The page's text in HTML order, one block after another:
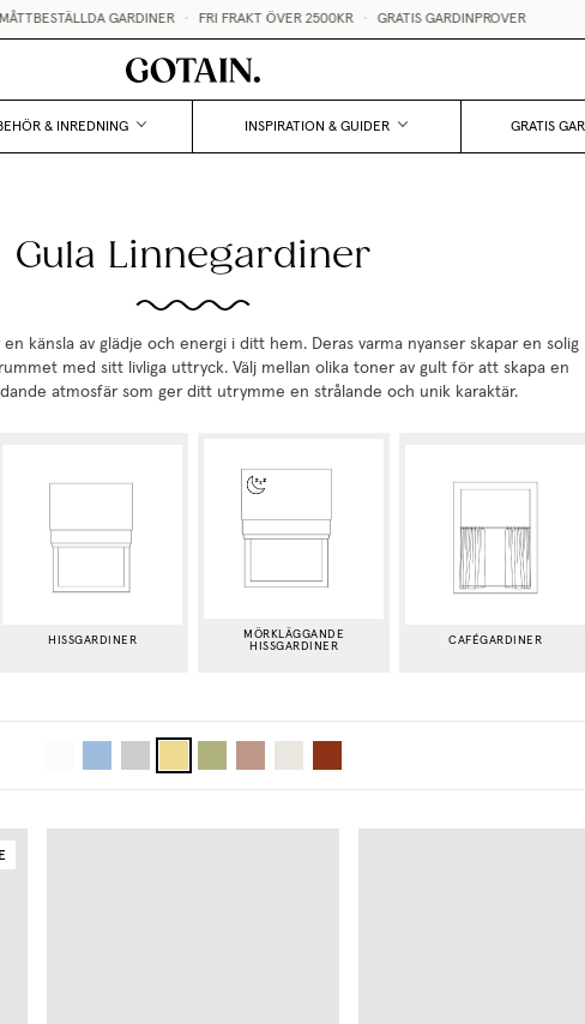
GARDINER • FRI FRAKT ÖVER 2500KR • GRATIS GARDINPROVER
& INREDNING INSPIRATION & GUIDER GRATIS
Gula Linnegardiner
känsla av glädje och energi i ditt hem. Deras varma nyanser skapar en solig
med sitt livliga uttryck. Välj mellan olika toner av gult för att skapa en
atmosfär som ger ditt utrymme en strålande och unik karaktär.
HISSGARDINER
MÖRKLÄGGANDE
HISSGARDINER
CAFÉGARDINER